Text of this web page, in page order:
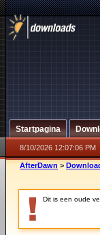
Startpagina
8/10/2026 12:07:06 PM
AfterDawn >
Dit is een oude